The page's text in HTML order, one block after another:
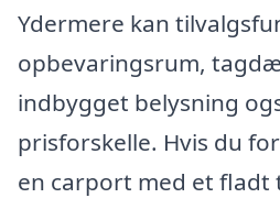
Ydermere kan
opbevaringsrum,
indbygget belysning
prisforskelle. Hvis du
en carport med et fladt